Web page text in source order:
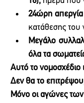
24ώρη
κατάθεσης του
Μεγάλο
όλα τα
Αυτό το νομοσχέδιο
Δεν θα το
Μόνο οι αγώνες